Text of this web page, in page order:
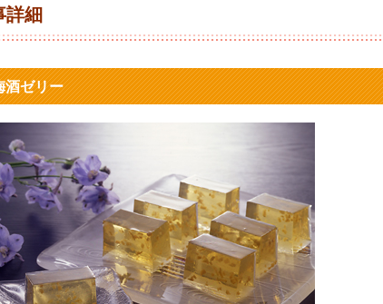
詳細
酒ゼリー